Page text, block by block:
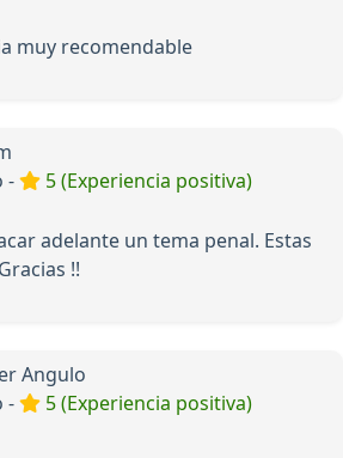
muy recomendable
-
5 (Experiencia positiva)
adelante un tema penal. Estas
!!
Angulo
-
5 (Experiencia positiva)